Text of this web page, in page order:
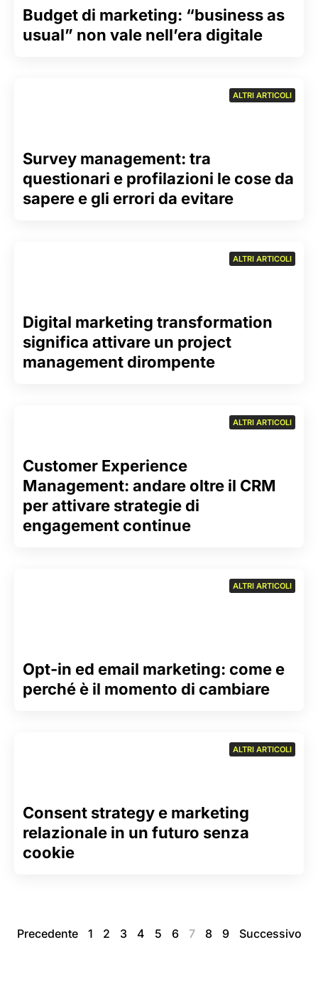
Budget di marketing: “business as
usual” non vale nell’era digitale
Survey management: tra
questionari e profilazioni le cose da
sapere e gli errori da evitare
ALTRI ARTICOLI
Digital marketing transformation
significa attivare un project
management dirompente
ALTRI ARTICOLI
Customer Experience
Management: andare oltre il CRM
per attivare strategie di
engagement continue
ALTRI ARTICOLI
Opt-in ed email marketing: come e
perché è il momento di cambiare
ALTRI ARTICOLI
Consent strategy e marketing
relazionale in un futuro senza
cookie
ALTRI ARTICOLI
Precedente 1 2 3 4 5 6 7 8 9 Successivo